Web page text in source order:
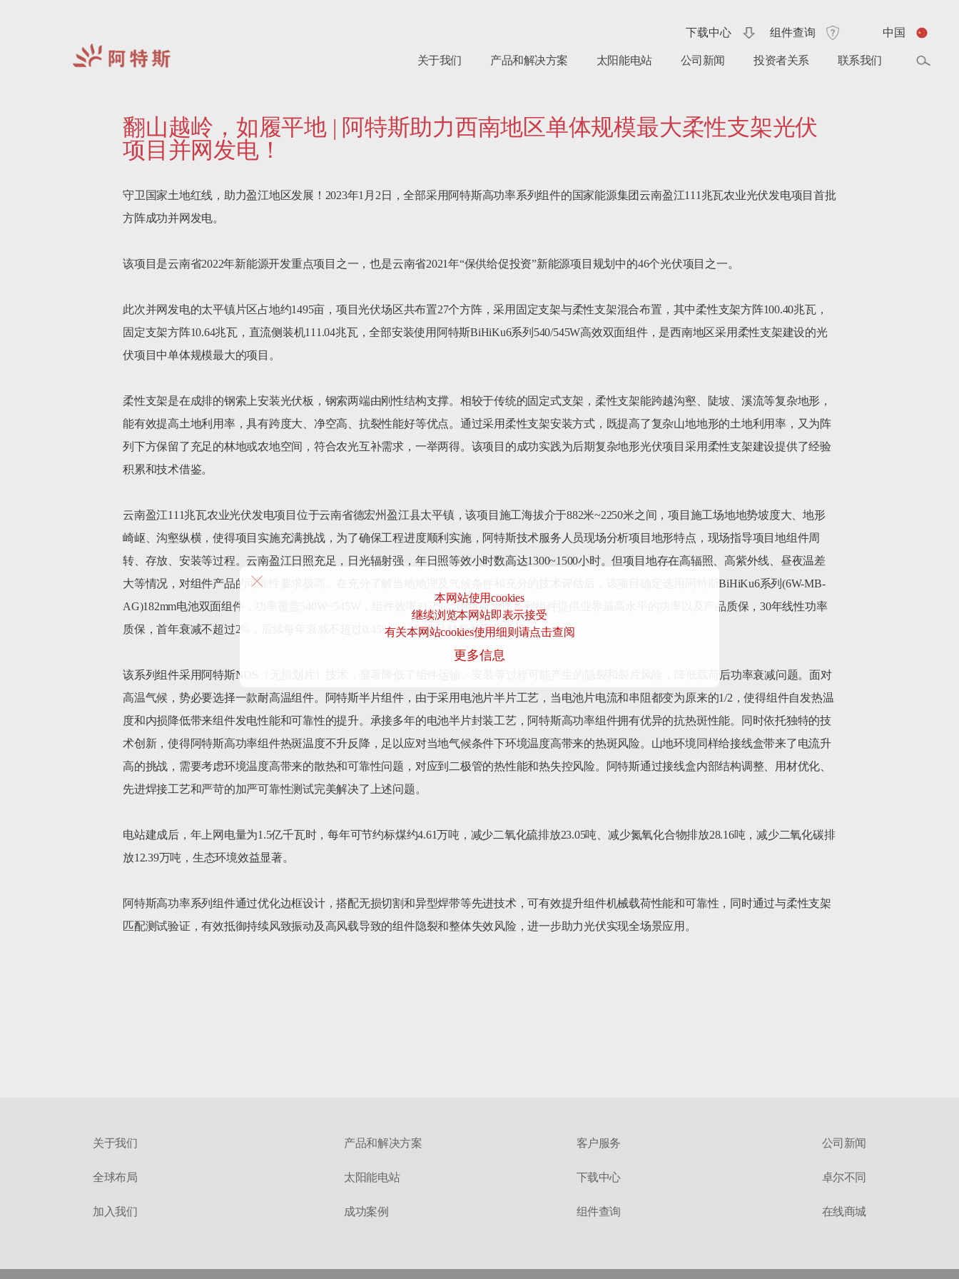
本网站使用cookies
继续浏览本网站即表示接受
有关本网站cookies使用细则请点击查阅
更多信息
关于我们 产品和解决方案 太阳能电站 公司新闻 投资者关系 联系我们
中国
组件查询
下载中心
翻山越岭，如履平地 | 阿特斯助力西南地区单体规模最大柔性支架光伏
项目并网发电！
守卫国家土地红线，助力盈江地区发展！2023年1月2日，全部采用阿特斯高功率系列组件的国家能源集团云南盈江111兆瓦农业光伏发电项目首批
方阵成功并网发电。
该项目是云南省2022年新能源开发重点项目之一，也是云南省2021年“保供给促投资”新能源项目规划中的46个光伏项目之一。
此次并网发电的太平镇片区占地约1495亩，项目光伏场区共布置27个方阵，采用固定支架与柔性支架混合布置，其中柔性支架方阵100.40兆瓦，
固定支架方阵10.64兆瓦，直流侧装机111.04兆瓦，全部安装使用阿特斯BiHiKu6系列540/545W高效双面组件，是西南地区采用柔性支架建设的光
伏项目中单体规模最大的项目。
柔性支架是在成排的钢索上安装光伏板，钢索两端由刚性结构支撑。相较于传统的固定式支架，柔性支架能跨越沟壑、陡坡、溪流等复杂地形，
能有效提高土地利用率，具有跨度大、净空高、抗裂性能好等优点。通过采用柔性支架安装方式，既提高了复杂山地地形的土地利用率，又为阵
列下方保留了充足的林地或农地空间，符合农光互补需求，一举两得。该项目的成功实践为后期复杂地形光伏项目采用柔性支架建设提供了经验
积累和技术借鉴。
云南盈江111兆瓦农业光伏发电项目位于云南省德宏州盈江县太平镇，该项目施工海拔介于882米~2250米之间，项目施工场地地势坡度大、地形
崎岖、沟壑纵横，使得项目实施充满挑战，为了确保工程进度顺利实施，阿特斯技术服务人员现场分析项目地形特点，现场指导项目地组件周
转、存放、安装等过程。云南盈江日照充足，日光辐射强，年日照等效小时数高达1300~1500小时。但项目地存在高辐照、高紫外线、昼夜温差
大等情况，对组件产品的可靠性要求极高。在充分了解当地地理及气候条件和充分的技术评估后，该项目确定选用阿特斯BiHiKu6系列(6W-MB-
AG)182mm电池双面组件，功率覆盖540W~545W，组件效率21.2%。阿特斯为该系列组件提供业界最高水平的功率以及产品质保，30年线性功率
质保，首年衰减不超过2%，后续每年衰减不超过0.45%；12年产品材料和工艺质保。
该系列组件采用阿特斯NDS（无损划片）技术，显著降低了组件运输、安装等过程可能产生的隐裂和裂片风险，降低载荷后功率衰减问题。面对
高温气候，势必要选择一款耐高温组件。阿特斯半片组件，由于采用电池片半片工艺，当电池片电流和串阻都变为原来的1/2，使得组件自发热温
度和内损降低带来组件发电性能和可靠性的提升。承接多年的电池半片封装工艺，阿特斯高功率组件拥有优异的抗热斑性能。同时依托独特的技
术创新，使得阿特斯高功率组件热斑温度不升反降，足以应对当地气候条件下环境温度高带来的热斑风险。山地环境同样给接线盒带来了电流升
高的挑战，需要考虑环境温度高带来的散热和可靠性问题，对应到二极管的热性能和热失控风险。阿特斯通过接线盒内部结构调整、用材优化、
先进焊接工艺和严苛的加严可靠性测试完美解决了上述问题。
电站建成后，年上网电量为1.5亿千瓦时，每年可节约标煤约4.61万吨，减少二氧化硫排放23.05吨、减少氮氧化合物排放28.16吨，减少二氧化碳排
放12.39万吨，生态环境效益显著。
阿特斯高功率系列组件通过优化边框设计，搭配无损切割和异型焊带等先进技术，可有效提升组件机械载荷性能和可靠性，同时通过与柔性支架
匹配测试验证，有效抵御持续风致振动及高风载导致的组件隐裂和整体失效风险，进一步助力光伏实现全场景应用。
关于我们 产品和解决方案 客户服务 公司新闻
全球布局 太阳能电站 下载中心 卓尔不同
加入我们 成功案例 组件查询 在线商城